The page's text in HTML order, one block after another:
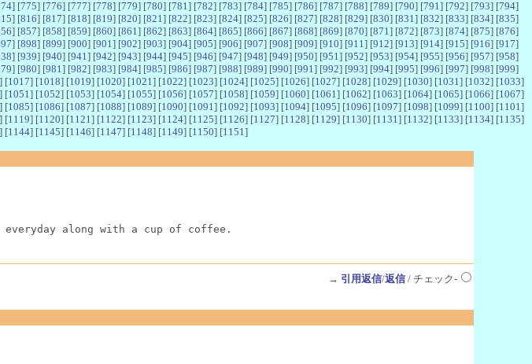
] [775] [776] [777] [778] [779] [780] [781 ] [782] [783] [784] [785] [786] [787] [788] [789] [790] [791 ] [792] [793] [794]
] [816] [817] [818] [819] [820] [821 ] [822] [823] [824] [825] [826] [827] [828] [829] [830] [831 ] [832] [833] [834] [835]
] [857] [858] [859] [860] [861 ] [862] [863] [864] [865] [866] [867] [868] [869] [870] [871 ] [872] [873] [874] [875] [876]
] [898] [899] [900] [901 ] [902] [903] [904] [905] [906] [907] [908] [909] [910] [911 ] [912] [913] [914] [915] [916] [917]
] [939] [940] [941 ] [942] [943] [944] [945] [946] [947] [948] [949] [950] [951 ] [952] [953] [954] [955] [956] [957] [958]
] [980] [981 ] [982] [983] [984] [985] [986] [987] [988] [989] [990] [991 ] [992] [993] [994] [995] [996] [997] [998] [999]
] [1017] [1018] [1019] [1020] [1021 ] [1022] [1023] [1024] [1025] [1026] [1027] [1028] [1029] [1030] [1031 ] [1032] [1033]
] [1051 ] [1052] [1053] [1054] [1055] [1056] [1057] [1058] [1059] [1060] [1061 ] [1062] [1063] [1064] [1065] [1066] [1067]
[1085] [1086] [1087] [1088] [1089] [1090] [1091 ] [1092] [1093] [1094] [1095] [1096] [1097] [1098] [1099] [1100] [1101 ]
] [1119] [1120] [1121 ] [1122] [1123] [1124] [1125] [1126] [1127] [1128] [1129] [1130] [1131 ] [1132] [1133] [1134] [1135]
] [1144] [1145] [1146] [1147] [1148] [1149] [1150] [1151 ]
along with a cup of coffee.
→ 引用返信/返信/ チェック-